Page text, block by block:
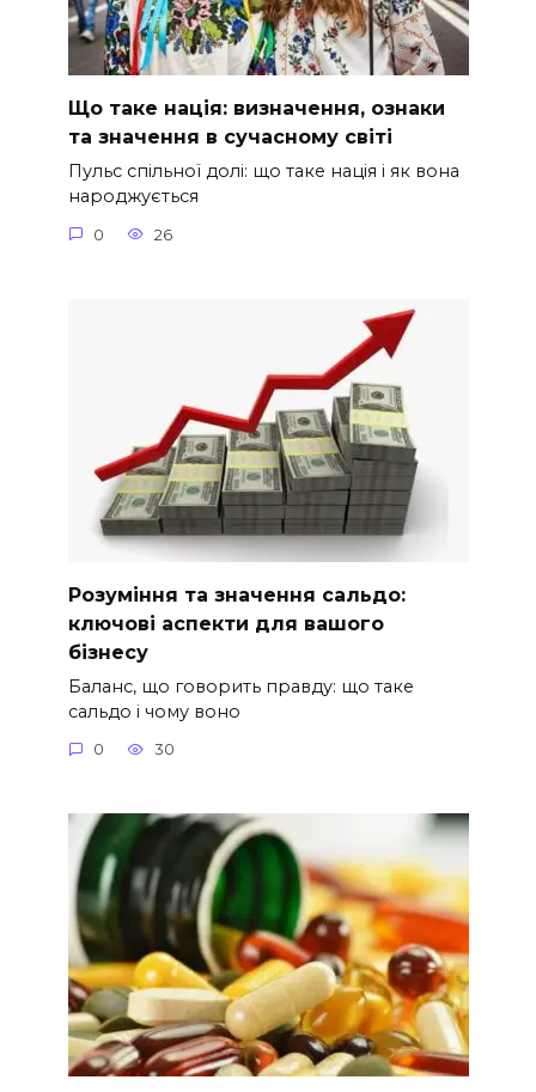
Що таке нація: визначення, ознаки
та значення в сучасному світі
Пульс спільної долі: що таке нація і як вона
народжується
0 26
Розуміння та значення сальдо:
ключові аспекти для вашого
бізнесу
Баланс, що говорить правду: що таке
сальдо і чому воно
0 30